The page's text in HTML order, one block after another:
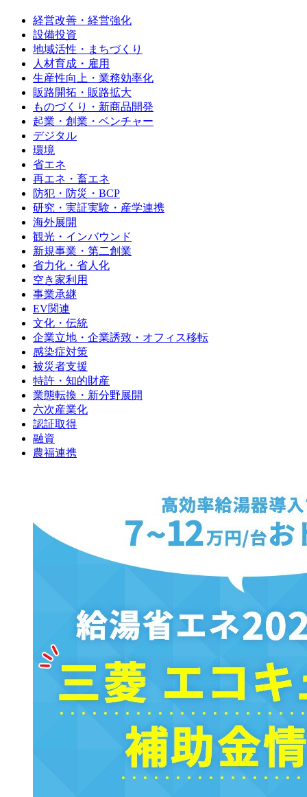
経営改善・経営強化
設備投資
地域活性・まちづくり
人材育成・雇用
生産性向上・業務効率化
販路開拓・販路拡大
ものづくり・新商品開発
起業・創業・ベンチャー
デジタル
環境
省エネ
再エネ・畜エネ
防犯・防災・BCP
研究・実証実験・産学連携
海外展開
観光・インバウンド
新規事業・第二創業
省力化・省人化
空き家利用
事業承継
EV関連
文化・伝統
企業立地・企業誘致・オフィス移転
感染症対策
被災者支援
特許・知的財産
業態転換・新分野展開
六次産業化
認証取得
融資
農福連携